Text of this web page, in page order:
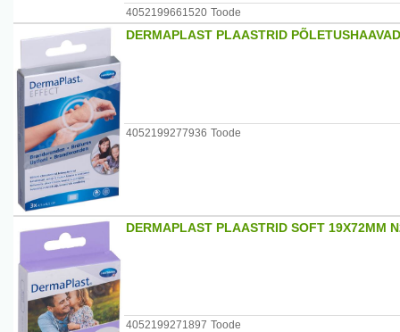
4052199661520 Toode
DERMAPLAST PLAASTRID
4052199277936 Toode
DERMAPLAST PLAASTRID SOFT 19X72MM
4052199271897 Toode